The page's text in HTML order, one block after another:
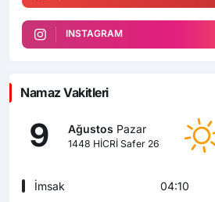
INSTAGRAM
Namaz Vakitleri
9 Ağustos Pazar
1448 HİCRİ Safer 26
İmsak 04:10